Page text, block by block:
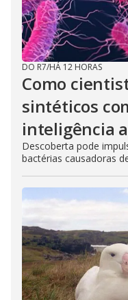
DO R7/HÁ 12 HORAS
Como
sintéticos
inteligência
Descoberta pode
bactérias causadoras